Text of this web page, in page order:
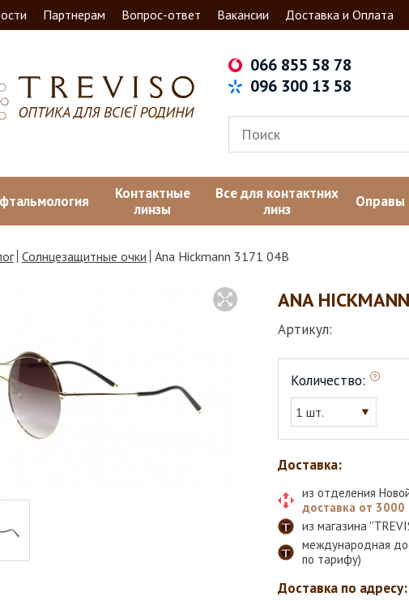
Партнерам Вопрос-ответ Вакансии Доставка и Оплата
066 855 58 78
096 300 13 58
Контактные
линзы
Все для контактних
линз
Оправы
Солнцезащитные очки Ana Hickmann 3171 04В
ANA
Артикул:
Количество:
1 шт.
Доставка:
из отделения
доставка от 3000
из магазина
международная
по тарифу)
Доставка по адресу: